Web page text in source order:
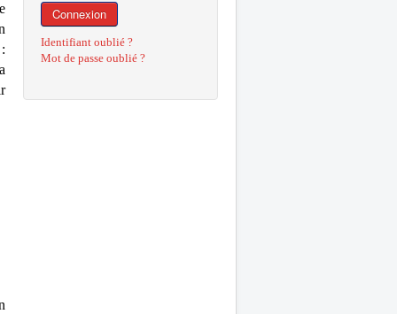
Connexion
Identifiant oublié ?
Mot de passe oublié ?